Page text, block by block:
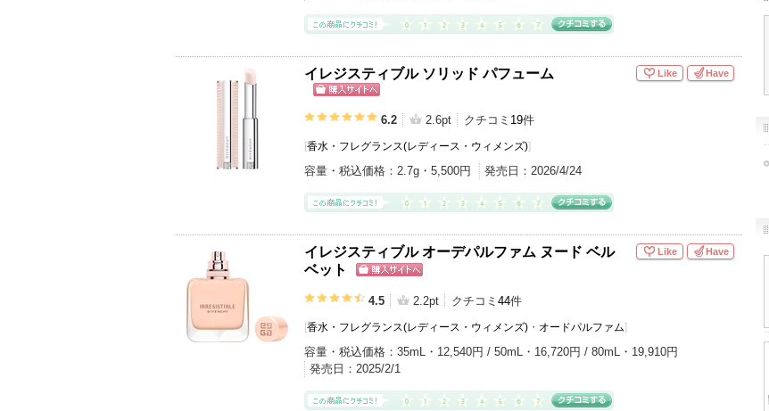
イレジスティブル ソリッド パフューム
グサイトへ
6.2 2.6pt クチコミ 19件
[香水・フレグランス(レディース・ウィメンズ)]
容量・税込価格： 2.7g・5,500円 発売日： 2026/4/24
Like Have
イレジスティブル オーデパルファム ヌード ベル
ベット
グサイトへ
4.5 2.2pt クチコミ 44件
[香水・フレグランス(レディース・ウィメンズ) ・ オードパルファム]
容量・税込価格： 35mL・12,540円 / 50mL・16,720円 / 80mL・19,910円
発売日： 2025/2/1
Like Have